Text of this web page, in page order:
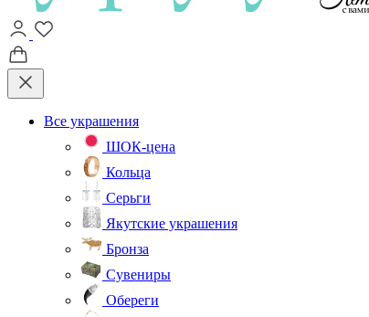
Все украшения
ШОК-цена
Кольца
Серьги
Якутские украшения
Бронза
Сувениры
Обереги